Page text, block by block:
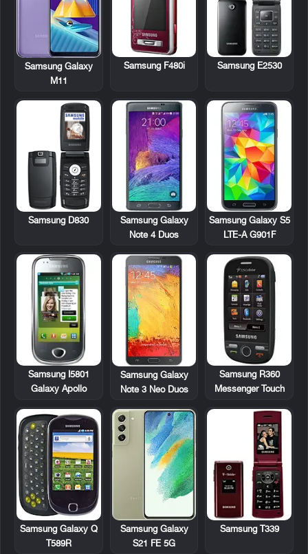
Samsung E2530
Samsung F480i
Samsung Galaxy
M11
Samsung Galaxy S5
LTE-A G901F
Samsung Galaxy
Note 4 Duos
Samsung D830
Samsung R360
Messenger Touch
Samsung Galaxy
Note 3 Neo Duos
Samsung I5801
Galaxy Apollo
Samsung T339
Samsung Galaxy
S21 FE 5G
Samsung Galaxy Q
T589R